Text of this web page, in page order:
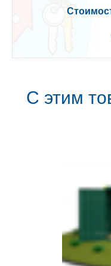
С этим